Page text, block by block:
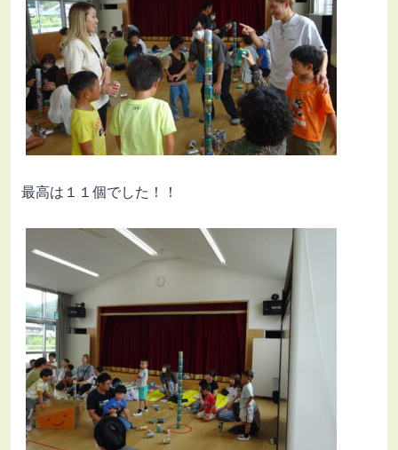
最高は１１個でした！！